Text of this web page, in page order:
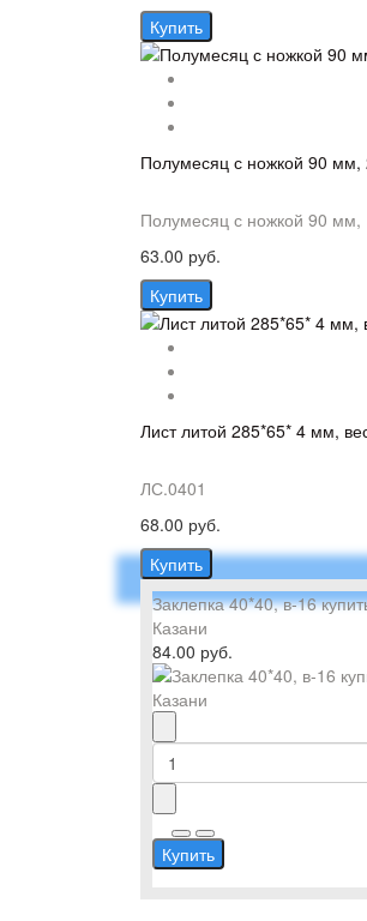
Купить
Полумесяц с ножкой 90
Полумесяц с ножкой 90 мм,
63.00 руб.
Купить
Лист литой 285*65* 4 мм,
ЛС.0401
68.00 руб.
Купить
Заклепка 40*40, в-16
Казани
84.00 руб.
Купить